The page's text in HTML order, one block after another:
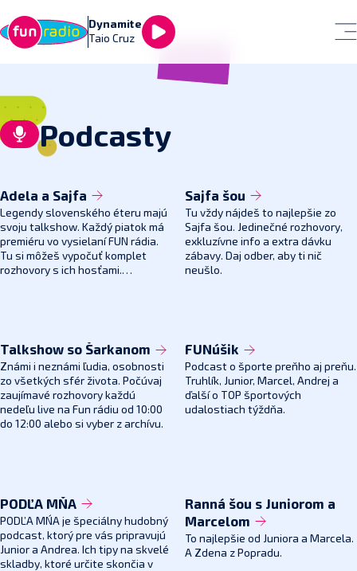
Dynamite
Taio Cruz
Podcasty
Adela a Sajfa
Legendy slovenského éteru majú
svoju talkshow. Každý piatok má
premiéru vo vysielaní FUN rádia.
Tu si môžeš vypočuť komplet
rozhovory s ich hosťami.
Sajfa šou
Tu vždy nájdeš to najlepšie zo
Sajfa šou. Jedinečné rozhovory,
exkluzívne info a extra dávku
zábavy. Daj odber, aby ti nič
neušlo.
Talkshow so Šarkanom
Známi i neznámi ľudia, osobnosti
zo všetkých sfér života. Počúvaj
zaujímavé rozhovory každú
nedeľu live na Fun rádiu od 10:00
do 12:00 alebo si vyber z archívu.
FUNúšik
Podcast o športe preňho aj preňu.
Truhlík, Junior, Marcel, Andrej a
ďalší o TOP športových
udalostiach týždňa.
PODĽA MŇA
PODĽA MŃA je špeciálny hudobný
podcast, ktorý pre vás pripravujú
Junior a Andrea. Ich tipy na skvelé
skladby, ktoré určite skončia v
Ranná šou s Juniorom a
Marcelom
To najlepšie od Juniora a Marcela.
A Zdena z Popradu.